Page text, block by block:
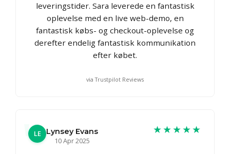
leveringstider. Sara leverede en fantastisk
oplevelse med en live web-demo, en
fantastisk købs- og checkout-oplevelse og
derefter endelig fantastisk kommunikation
efter købet.
via Trustpilot Reviews
LE
Lynsey Evans
10 Apr 2025
★★★★★